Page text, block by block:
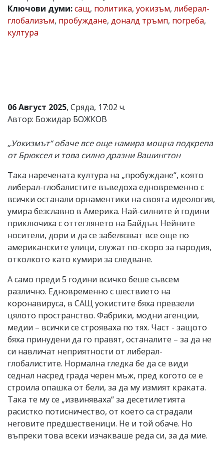
Коментарите
под
се
отговорност
за
откриете
обиден
вас
коментар,
моля
сигнализирайте
ни!
Ключови думи:сащ, политика, уокизъм, либерал-
глобализъм, пробуждане, доналд тръмп, погреба,
култура
06 Август 2025, Сряда, 17:02 ч.
Автор: Божидар БОЖКОВ
„Уокизмът“ обаче все още намира мощна подкрепа
от Брюксел и това силно дразни Вашингтон
Така наречената култура на „пробуждане“, която
либерал-глобалистите въведоха едновременно с
всички останали орнаментики на своята идеология,
умира безславно в Америка. Най-силните ѝ години
приключиха с оттеглянето на Байдън. Нейните
носители, дори и да се забелязват все още по
американските улици, служат по-скоро за пародия,
отколкото като кумири за следване.
А само преди 5 години всичко беше съвсем
различно. Едновременно с шествието на
коронавируса, в САЩ уокистите бяха превзели
цялото пространство. Фабрики, модни агенции,
медии – всички се строяваха по тях. Част - защото
бяха принудени да го правят, останалите – за да не
си навличат неприятности от либерал-
глобалистите. Нормална гледка бе да се види
седнал насред града черен мъж, пред когото се е
строила опашка от бели, за да му измият краката.
Така те му се „извиняваха“ за десетилетията
расистко потисничество, от което са страдали
неговите предшественици. Не и той обаче. Но
въпреки това всеки изчакваше реда си, за да мие.